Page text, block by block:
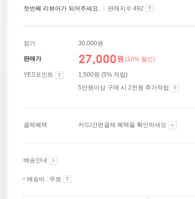
첫번째 리뷰어가 되어주세요. 판매지수 492
정가 30,000원
판매가 27,000원 (10% 할인)
YES포인트
1,500원 (5% 적립)
5만원이상 구매 시 2천원 추가적립
결제혜택 카드/간편결제 혜택을 확인하세요
배송안내
배송비 : 무료